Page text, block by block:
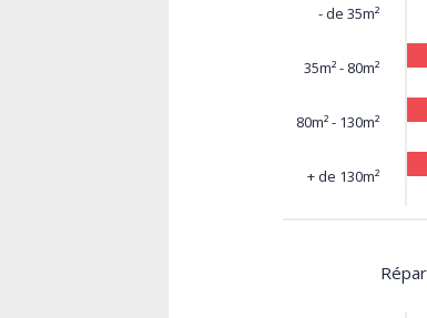
- de 35m²
35m² - 80m²
80m² - 130m²
+ de 130m²